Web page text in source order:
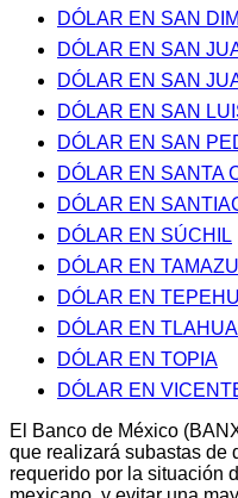
DÓLAR EN SAN
DÓLAR EN SAN
DÓLAR EN SAN
DÓLAR EN SAN
DÓLAR EN SAN
DÓLAR EN SANTA
DÓLAR EN
DÓLAR EN SÚCHIL
DÓLAR EN
DÓLAR EN
DÓLAR EN
DÓLAR EN TOPIA
DÓLAR EN
El Banco de México
que realizará subastas de
requerido por la situación